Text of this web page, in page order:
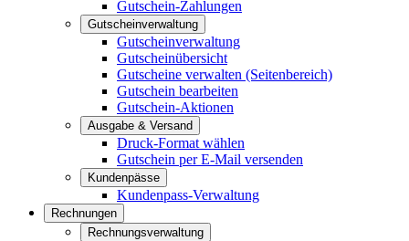
Gutschein-Zahlungen
Gutscheinverwaltung
Gutscheinverwaltung
Gutscheinübersicht
Gutscheine verwalten (Seitenbereich)
Gutschein bearbeiten
Gutschein-Aktionen
Ausgabe & Versand
Druck-Format wählen
Gutschein per E-Mail versenden
Kundenpässe
Kundenpass-Verwaltung
Rechnungen
Rechnungsverwaltung